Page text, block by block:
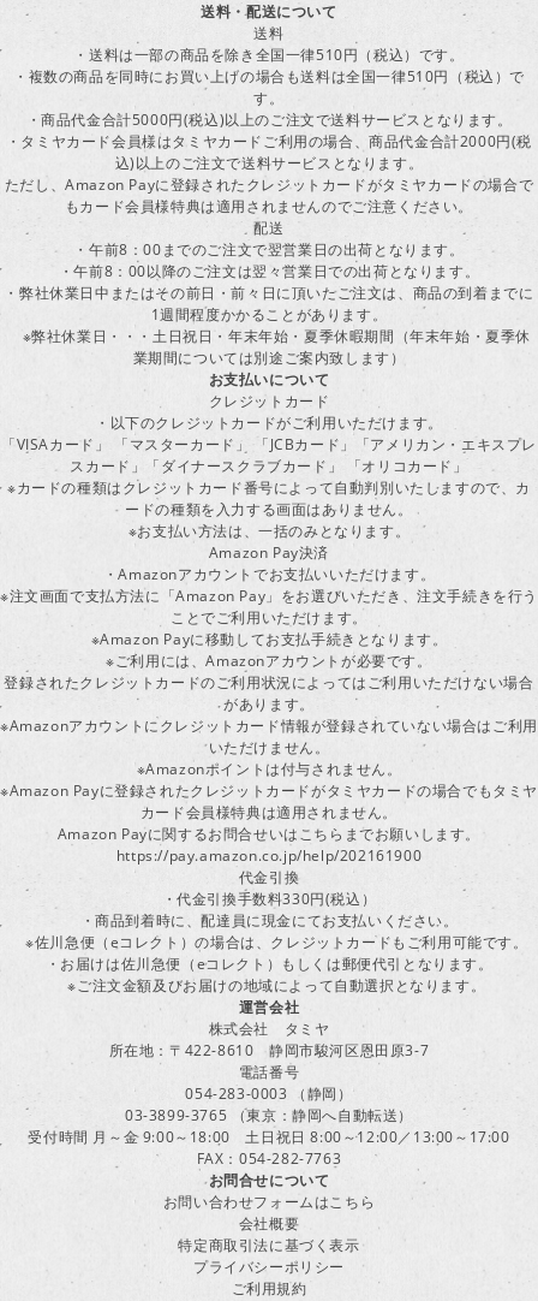
送料・配送について
送料
・送料は一部の商品を除き全国一律510円（税込）です。
・複数の商品を同時にお買い上げの場合も送料は全国一律510円（税込）で
す。
・商品代金合計5000円(税込)以上のご注文で送料サービスとなります。
・タミヤカード会員様はタミヤカードご利用の場合、商品代金合計2000円(税
込)以上のご注文で送料サービスとなります。
ただし、Amazon Payに登録されたクレジットカードがタミヤカードの場合で
もカード会員様特典は適用されませんのでご注意ください。
配送
・午前8：00までのご注文で翌営業日の出荷となります。
・午前8：00以降のご注文は翌々営業日での出荷となります。
・弊社休業日中またはその前日・前々日に頂いたご注文は、商品の到着までに
1週間程度かかることがあります。
※弊社休業日・・・土日祝日・年末年始・夏季休暇期間（年末年始・夏季休
業期間については別途ご案内致します）
お支払いについて
クレジットカード
・以下のクレジットカードがご利用いただけます。
「VISAカード」 「マスターカード」 「JCBカード」「アメリカン・エキスプレ
スカード」「ダイナースクラブカード」 「オリコカード」
※カードの種類はクレジットカード番号によって自動判別いたしますので、カ
ードの種類を入力する画面はありません。
※お支払い方法は、一括のみとなります。
Amazon Pay決済
・Amazonアカウントでお支払いいただけます。
※注文画面で支払方法に「Amazon Pay」をお選びいただき、注文手続きを行う
ことでご利用いただけます。
※Amazon Payに移動してお支払手続きとなります。
※ご利用には、Amazonアカウントが必要です。
登録されたクレジットカードのご利用状況によってはご利用いただけない場合
があります。
※Amazonアカウントにクレジットカード情報が登録されていない場合はご利用
いただけません。
※Amazonポイントは付与されません。
※Amazon Payに登録されたクレジットカードがタミヤカードの場合でもタミヤ
カード会員様特典は適用されません。
Amazon Payに関するお問合せいはこちらまでお願いします。
https://pay.amazon.co.jp/help/202161900
代金引換
・代金引換手数料330円(税込）
・商品到着時に、配達員に現金にてお支払いください。
※佐川急便（eコレクト）の場合は、クレジットカードもご利用可能です。
・お届けは佐川急便（eコレクト）もしくは郵便代引となります。
※ご注文金額及びお届けの地域によって自動選択となります。
運営会社
株式会社 タミヤ
所在地：〒422-8610 静岡市駿河区恩田原3-7
電話番号
054-283-0003 （静岡）
03-3899-3765 （東京：静岡へ自動転送）
受付時間 月～金 9:00～18:00 土日祝日 8:00～12:00／13:00～17:00
FAX：054-282-7763
お問合せについて
お問い合わせフォームはこちら
会社概要
特定商取引法に基づく表示
プライバシーポリシー
ご利用規約